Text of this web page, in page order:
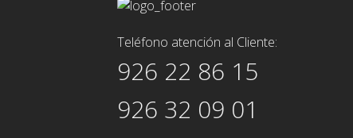
Teléfono atención al Cliente:
926 22 86 15
926 32 09 01